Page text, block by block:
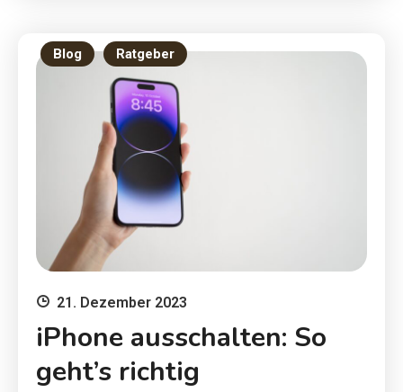
Blog Ratgeber
21. Dezember 2023
iPhone ausschalten: So
geht’s richtig